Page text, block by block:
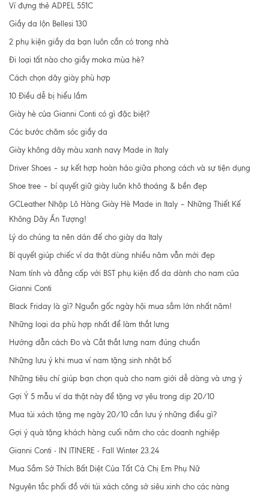
Ví đựng thẻ ADPEL 551C
Giầy da lộn Bellesi 130
2 phụ kiện giầy da bạn luôn cần có trong nhà
Đi loại tất nào cho giầy moka mùa hè?
Cách chọn dây giày phù hợp
10 Điều dễ bị hiểu lầm
Giày hè của Gianni Conti có gì đặc biệt?
Các bước chăm sóc giầy da
Giày không dây màu xanh navy Made in Italy
Driver Shoes – sự kết hợp hoàn hảo giữa phong cách và sự tiện dụng
Shoe tree – bí quyết giữ giày luôn khô thoáng & bền đẹp
GCLeather Nhập Lô Hàng Giày Hè Made in Italy – Những Thiết Kế
Không Dây Ấn Tượng!
Lý do chúng ta nên dán đế cho giày da Italy
Bí quyết giúp chiếc ví da thật dùng nhiều năm vẫn mới đẹp
Nam tính và đẳng cấp với BST phụ kiện đồ da dành cho nam của
Gianni Conti
Black Friday là gì? Nguồn gốc ngày hội mua sắm lớn nhất năm!
Những loại da phù hợp nhất để làm thắt lưng
Hướng dẫn cách Đo và Cắt thắt lưng nam đúng chuẩn
Những lưu ý khi mua ví nam tặng sinh nhật bố
Những tiêu chí giúp bạn chọn quà cho nam giới dễ dàng và ưng ý
Gợi Ý 5 mẫu ví da thật này để tặng vợ yêu trong dịp 20/10
Mua túi xách tặng mẹ ngày 20/10 cần lưu ý những điều gì?
Gợi ý quà tặng khách hàng cuối năm cho các doanh nghiệp
Gianni Conti - IN ITINERE - Fall Winter 23.24
Mua Sắm Sở Thích Bất Diệt Của Tất Cả Chị Em Phụ Nữ
Nguyên tắc phối đồ với túi xách công sở siêu xinh cho các nàng